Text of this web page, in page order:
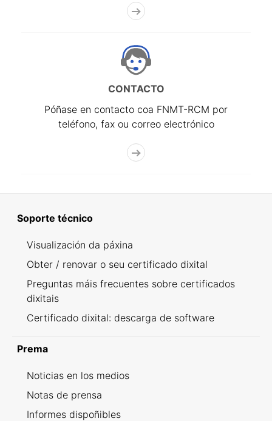
CONTACTO
Póñase en contacto coa FNMT-RCM por
teléfono, fax ou correo electrónico
Soporte técnico
Visualización da páxina
Obter / renovar o seu certificado dixital
Preguntas máis frecuentes sobre certificados
dixitais
Certificado dixital: descarga de software
Prema
Noticias en los medios
Notas de prensa
Informes dispoñibles